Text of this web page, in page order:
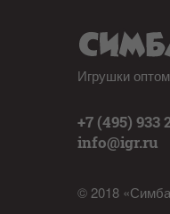
Игрушки оптом
+7 (495) 933
info@igr.ru
© 2018